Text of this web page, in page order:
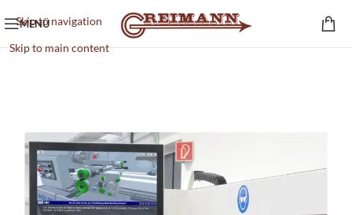
Skip to navigation
Skip to main content
MENÜ